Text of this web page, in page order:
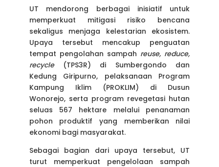
UT mendorong berbagai inisiatif untuk
memperkuat mitigasi risiko bencana
sekaligus menjaga kelestarian ekosistem.
Upaya tersebut mencakup penguatan
tempat pengolahan sampah reuse, reduce,
recycle(TPS3R) di Sumbergondo dan
Kedung Giripurno, pelaksanaan Program
Kampung Iklim (PROKLIM) di Dusun
Wonorejo, serta program revegetasi hutan
seluas 567 hektare melalui penanaman
pohon produktif yang memberikan nilai
ekonomi bagi masyarakat.
Sebagai bagian dari upaya tersebut, UT
turut memperkuat pengelolaan sampah